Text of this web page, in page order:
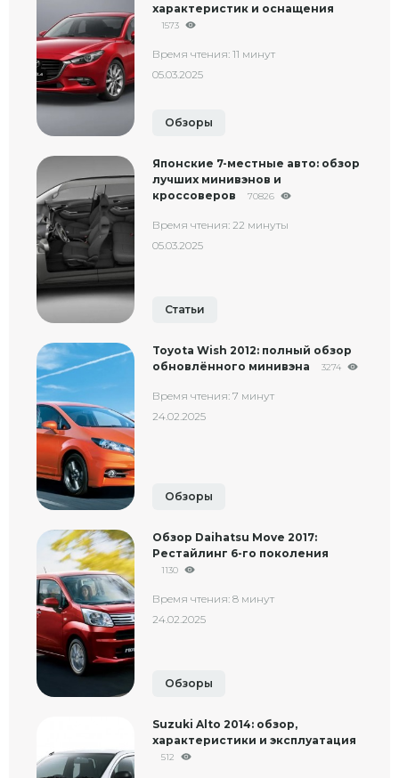
характеристик и оснащения
1573
Время чтения: 11 минут
05.03.2025
Обзоры
Японские 7-местные авто: обзор
лучших минивэнов и
кроссоверов
70826
Время чтения: 22 минуты
05.03.2025
Статьи
Toyota Wish 2012: полный обзор
обновлённого минивэна
3274
Время чтения: 7 минут
24.02.2025
Обзоры
Обзор Daihatsu Move 2017:
Рестайлинг 6-го поколения
1130
Время чтения: 8 минут
24.02.2025
Обзоры
Suzuki Alto 2014: обзор,
характеристики и эксплуатация
512